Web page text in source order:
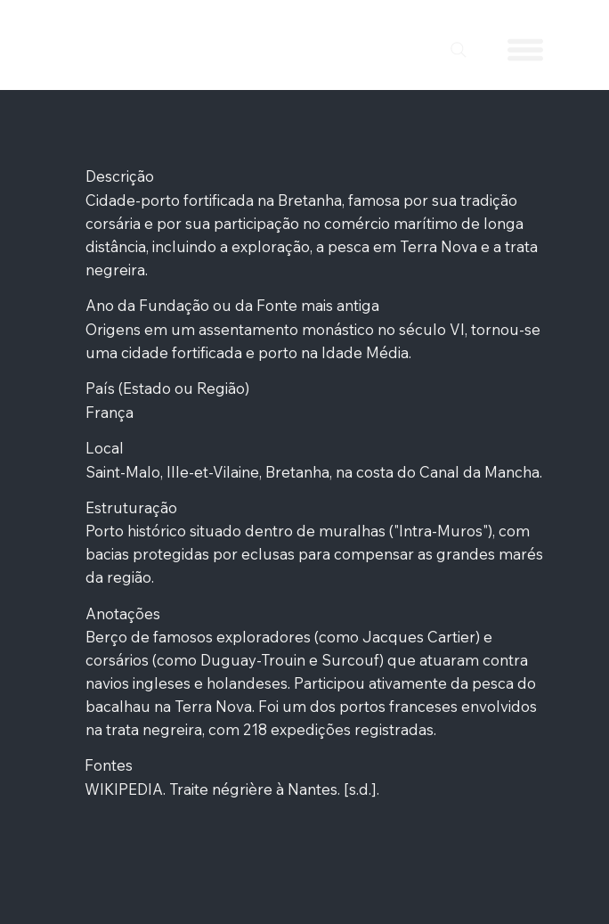
Descrição
Cidade-porto fortificada na Bretanha, famosa por sua tradição
corsária e por sua participação no comércio marítimo de longa
distância, incluindo a exploração, a pesca em Terra Nova e a trata
negreira.
Ano da Fundação ou da Fonte mais antiga
Origens em um assentamento monástico no século VI, tornou-se
uma cidade fortificada e porto na Idade Média.
País (Estado ou Região)
França
Local
Saint-Malo, Ille-et-Vilaine, Bretanha, na costa do Canal da Mancha.
Estruturação
Porto histórico situado dentro de muralhas ("Intra-Muros"), com
bacias protegidas por eclusas para compensar as grandes marés
da região.
Anotações
Berço de famosos exploradores (como Jacques Cartier) e
corsários (como Duguay-Trouin e Surcouf) que atuaram contra
navios ingleses e holandeses. Participou ativamente da pesca do
bacalhau na Terra Nova. Foi um dos portos franceses envolvidos
na trata negreira, com 218 expedições registradas.
Fontes
WIKIPEDIA. Traite négrière à Nantes. [s.d.].